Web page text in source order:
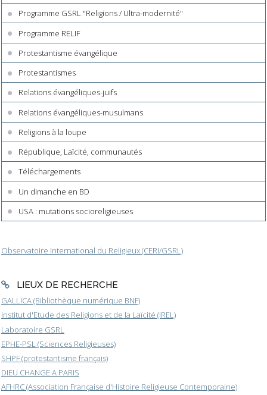
Programme GSRL "Religions / Ultra-modernité"
Programme RELIF
Protestantisme évangélique
Protestantismes
Relations évangéliques-juifs
Relations évangéliques-musulmans
Religions à la loupe
République, Laïcité, communautés
Téléchargements
Un dimanche en BD
USA : mutations socioreligieuses
Observatoire International du Religieux (CERI/GSRL)
LIEUX DE RECHERCHE
GALLICA (Bibliothèque numérique BNF)
Institut d'Etude des Religions et de la Laïcité (IREL)
Laboratoire GSRL
EPHE-PSL (Sciences Religieuses)
SHPF (protestantisme français)
DIEU CHANGE A PARIS
AFHRC (Association Française d'Histoire Religieuse Contemporaine)